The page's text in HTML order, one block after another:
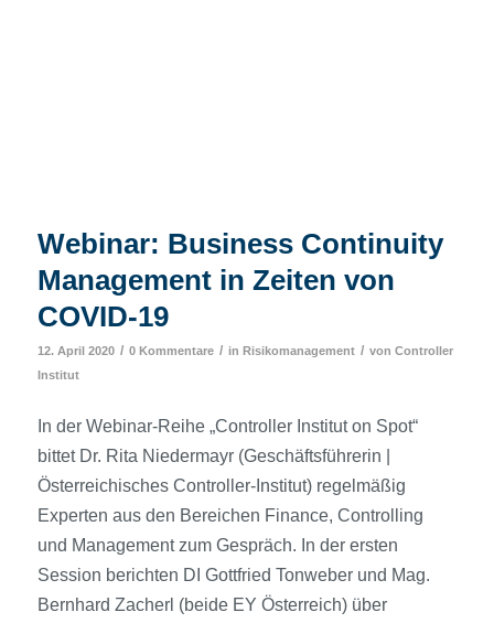
Webinar: Business Continuity
Management in Zeiten von
COVID-19
12. April 2020 / 0 Kommentare / in Risikomanagement / von Controller
Institut
In der Webinar-Reihe „Controller Institut on Spot“
bittet Dr. Rita Niedermayr (Geschäftsführerin |
Österreichisches Controller-Institut) regelmäßig
Experten aus den Bereichen Finance, Controlling
und Management zum Gespräch. In der ersten
Session berichten DI Gottfried Tonweber und Mag.
Bernhard Zacherl (beide EY Österreich) über